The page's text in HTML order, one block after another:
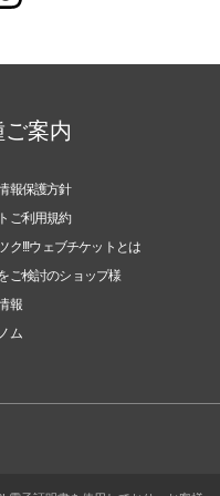
案内
報保護方針
ご利用規約
ク!!!ウェブチケットとは
ご検討のショップ様
報
ム